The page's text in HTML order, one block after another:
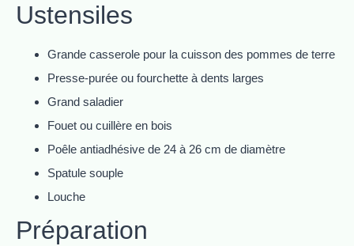
Ustensiles
Grande casserole pour la cuisson des pommes de terre
Presse-purée ou fourchette à dents larges
Grand saladier
Fouet ou cuillère en bois
Poêle antiadhésive de 24 à 26 cm de diamètre
Spatule souple
Louche
Préparation